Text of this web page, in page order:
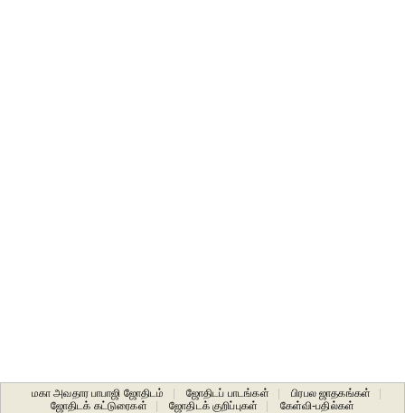
மகா அவதார பாபாஜி ஜோதிடம் ஜோதிடப் பாடங்கள் பிரபல ஜாதகங்கள்
ஜோதிடக் கட்டுரைகள்
ஜோதிடக் குறிப்புகள் கேள்வி-பதில்கள்